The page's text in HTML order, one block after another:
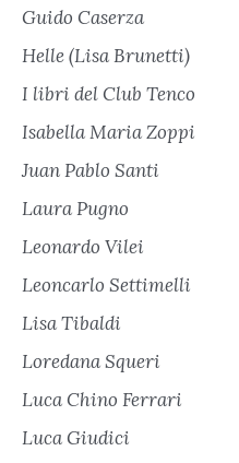
Guido Caserza
Helle (Lisa Brunetti)
I libri del Club Tenco
Isabella Maria Zoppi
Juan Pablo Santi
Laura Pugno
Leonardo Vilei
Leoncarlo Settimelli
Lisa Tibaldi
Loredana Squeri
Luca Chino Ferrari
Luca Giudici